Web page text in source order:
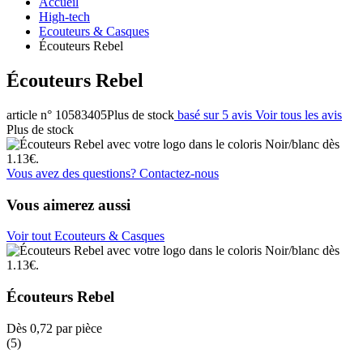
High-tech
Ecouteurs & Casques
Écouteurs Rebel
Écouteurs Rebel
article n° 10583405Plus de stock basé sur 5 avis Voir tous les avis
Plus de stock
Vous avez des questions? Contactez-nous
Vous aimerez aussi
Voir tout Ecouteurs & Casques
Écouteurs Rebel
Dès 0,72 par pièce
(5)